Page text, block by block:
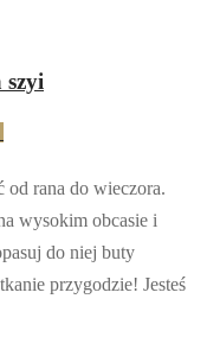
szyi
od rana do wieczora.
wysokim obcasie i
do niej buty
przygodzie! Jesteś